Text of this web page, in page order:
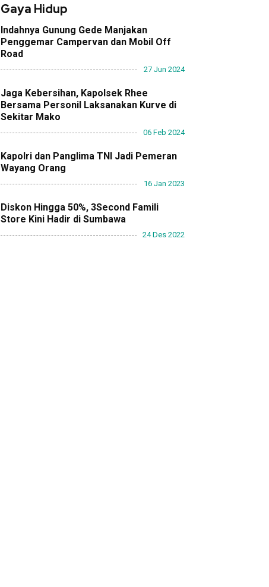
Gaya Hidup
Indahnya Gunung Gede Manjakan
Penggemar Campervan dan Mobil Off
Road
27 Jun 2024
Jaga Kebersihan, Kapolsek Rhee
Bersama Personil Laksanakan Kurve di
Sekitar Mako
06 Feb 2024
Kapolri dan Panglima TNI Jadi Pemeran
Wayang Orang
16 Jan 2023
Diskon Hingga 50%, 3Second Famili
Store Kini Hadir di Sumbawa
24 Des 2022